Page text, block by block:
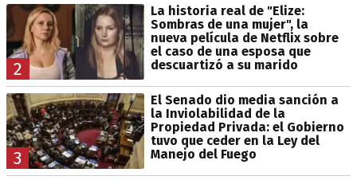
2
La historia real de "Elize:
Sombras de una mujer", la
nueva película de Netflix sobre
el caso de una esposa que
descuartizó a su marido
3
El Senado dio media sanción a
la Inviolabilidad de la
Propiedad Privada: el Gobierno
tuvo que ceder en la Ley del
Manejo del Fuego